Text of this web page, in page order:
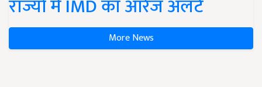
राज्यों में IMD का ऑरेंज अलर्ट
More News